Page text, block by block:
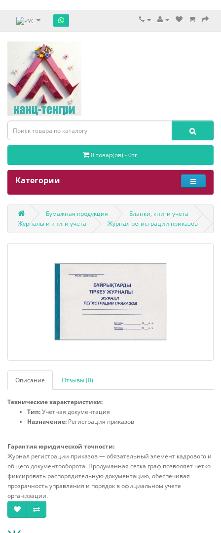
0 товар(ов) - 0тг.
Категории
Бумажная продукция
Бланки, книги учета
Журналы и книги учёта
Журнал регистрации приказов
Описание Отзывы (0)
Технические характеристики:
Тип:Учетная документация
Назначение: Регистрация приказов
Гарантия юридической точности:
Журнал регистрации приказов — обязательный элемент кадрового и
общего документооборота. Продуманная сетка граф позволяет четко
фиксировать распорядительную документацию, обеспечивая
прозрачность управления и порядок в официальном учете
организации.